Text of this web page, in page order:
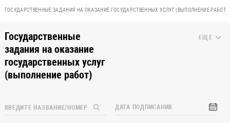
ГОСУДАРСТВЕННЫЕ ЗАДАНИЯ НА ОКАЗАНИЕ ГОСУДАРСТВЕННЫХ УСЛУГ (ВЫПОЛНЕНИЕ РАБОТ)
Государственные
задания на оказание
государственных услуг
(выполнение работ)
ДАТА ПОДПИСАНИЯ
ЕЩЕ